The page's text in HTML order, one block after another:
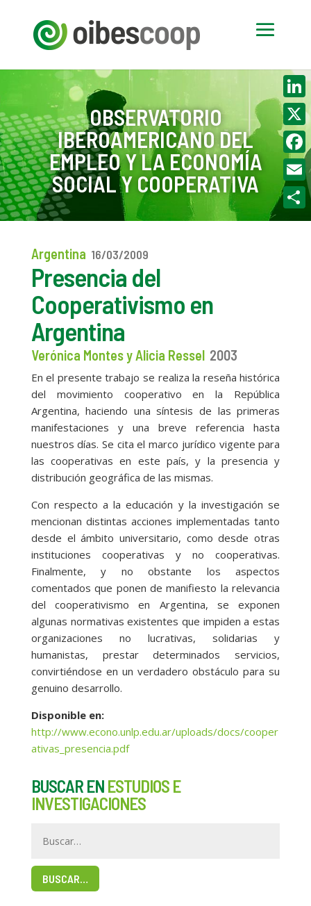
OBSERVATORIO
IBEROAMERICANO DEL
EMPLEO Y LA ECONOMÍA
SOCIAL Y COOPERATIVA
Argentina 16/03/2009
Presencia del
Cooperativismo en
Argentina
Verónica Montes y Alicia Ressel 2003
En el presente trabajo se realiza la reseña histórica
del movimiento cooperativo en la República
Argentina, haciendo una síntesis de las primeras
manifestaciones y una breve referencia hasta
nuestros días. Se cita el marco jurídico vigente para
las cooperativas en este país, y la presencia y
distribución geográfica de las mismas.
Con respecto a la educación y la investigación se
mencionan distintas acciones implementadas tanto
desde el ámbito universitario, como desde otras
instituciones cooperativas y no cooperativas.
Finalmente, y no obstante los aspectos
comentados que ponen de manifiesto la relevancia
del cooperativismo en Argentina, se exponen
algunas normativas existentes que impiden a estas
organizaciones no lucrativas, solidarias y
humanistas, prestar determinados servicios,
convirtiéndose en un verdadero obstáculo para su
genuino desarrollo.
Disponible en:
http://www.econo.unlp.edu.ar/uploads/docs/cooper
ativas_presencia.pdf
BUSCAR EN ESTUDIOS E
INVESTIGACIONES
BUSCAR…
X
Email